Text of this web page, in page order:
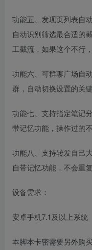
功能五、发现页列表自
自动识别筛选最合适的
工截流，如果这个不行
功能六、可群聊广场自
群，自动切换设置的关
功能七、支持指定笔记
带记忆功能，操作过的
功能八、支持转发自己
自带记忆功能，不会重
设备需求：
安卓手机7.1及以上系统
本脚本卡密需要另外购